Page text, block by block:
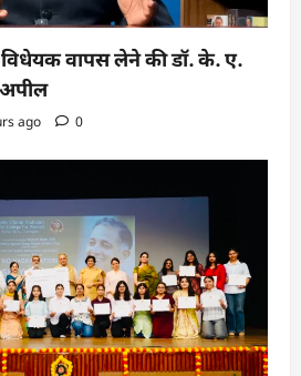
वापस लेने की डॉ. के. ए.
अपील
ago 0